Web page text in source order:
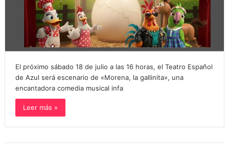
El próximo sábado 18 de julio a las 16 horas, el Teatro Español
de Azul será escenario de «Morena, la gallinita», una
encantadora comedia musical infa
Leer más »